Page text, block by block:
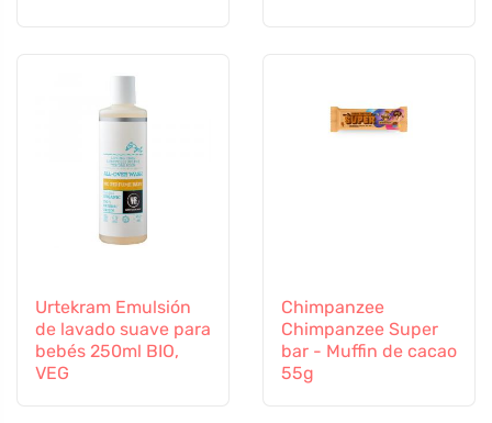
Urtekram Emulsión
de lavado suave para
bebés 250ml BIO,
VEG
Chimpanzee
Chimpanzee Super
bar - Muffin de cacao
55g